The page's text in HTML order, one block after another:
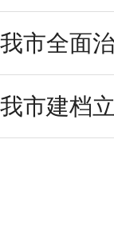
我市全面
我市建档